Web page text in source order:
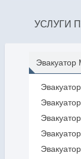
УСЛУГИ
Эвакуатор